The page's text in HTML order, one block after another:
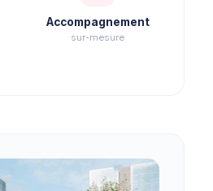
Accompagnement
sur-mesure